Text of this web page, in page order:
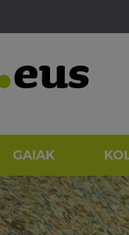
GAIAK